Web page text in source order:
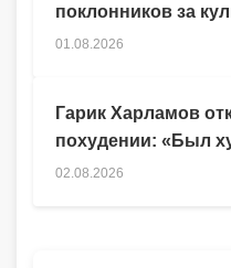
Гарик Харламов
похудении: «Был
02.08.2026
поклонников за
01.08.2026